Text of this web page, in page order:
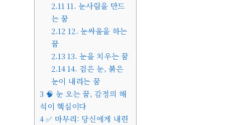
2.11 11. 눈사람을 만드
는 꿈
2.12 12. 눈싸움을 하는
꿈
2.13 13. 눈을 치우는 꿈
2.1414. 검은 눈, 붉은
눈이 내리는 꿈
3 🧠 눈 오는 꿈, 감정의 해
석이 핵심이다
4✅ 마무리: 당신에게 내린